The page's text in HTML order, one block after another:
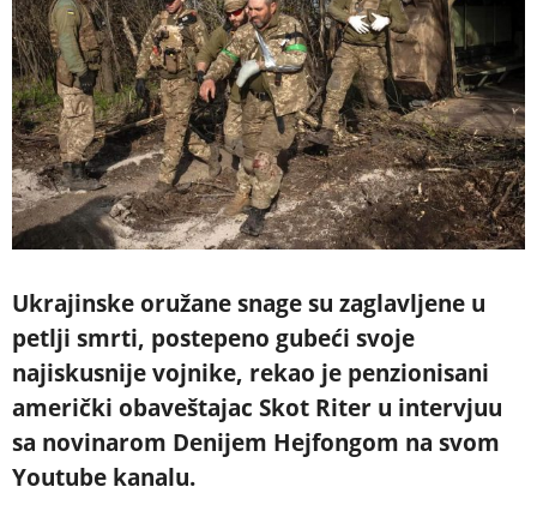
Ukrajinske oružane snage su zaglavljene u
petlji smrti, postepeno gubeći svoje
najiskusnije vojnike, rekao je penzionisani
američki obaveštajac Skot Riter u intervjuu
sa novinarom Denijem Hejfongom na svom
Youtube kanalu.